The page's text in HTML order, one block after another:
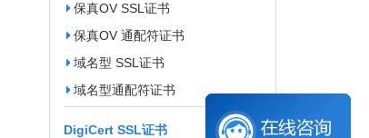
保真OV SSL证书
保真OV 通配符证书
域名型 SSL证书
域名型通配符证书
DigiCert SSL证书